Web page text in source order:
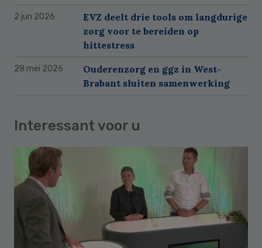
2 jun 2026
EVZ deelt drie tools om langdurige
zorg voor te bereiden op
hittestress
28 mei 2026
Ouderenzorg en ggz in West-
Brabant sluiten samenwerking
Interessant voor u